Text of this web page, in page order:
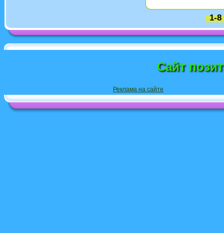
1-8
Сайт
Реклама на сайте